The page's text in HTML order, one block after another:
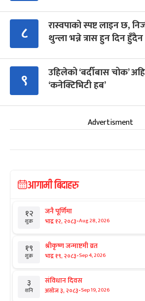
८
रास्वपाको स्पष्ट लाइन छ,
थुन्ला भन्ने त्रास हुन दिन
९
उहिलेको ‘बर्दीबास चोक’
‘कनेक्टिभिटी हब’
Advertisment
आगामी बिदाहरु
१२
शुक्र
जनै पूर्णिमा
भाद्र १२, २०८३-Aug 28, 2026
१९
शुक्र
श्रीकृष्ण जन्माष्टमी व्रत
भाद्र १९, २०८३-Sep 4, 2026
३
शनि
संविधान दिवस
असोज ३, २०८३-Sep 19, 2026